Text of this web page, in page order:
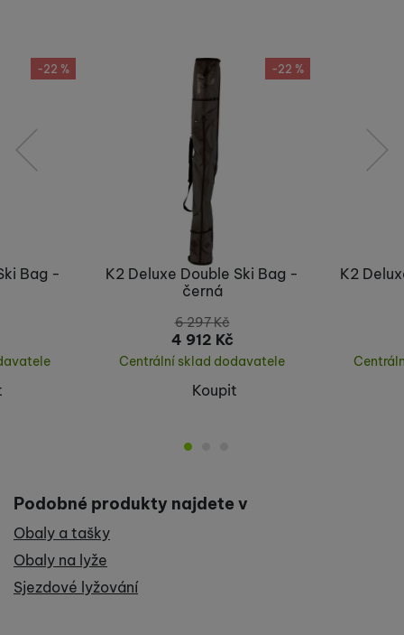
-22 %
K2 Deluxe Double Ski Bag -
černá
6 297Kč
4 912 Kč
Centrální sklad dodavatele
Koupit
K2
-22 %
Bag -
Podobné produkty najdete v
Obaly a tašky
Obaly na lyže
Sjezdové lyžování